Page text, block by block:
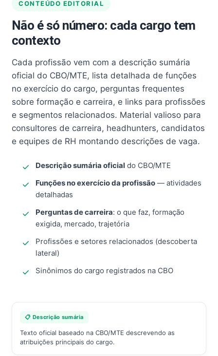
CONTEÚDO EDITORIAL
Não é só número: cada cargo tem
contexto
Cada profissão vem com a descrição sumária
oficial do CBO/MTE, lista detalhada de funções
no exercício do cargo, perguntas frequentes
sobre formação e carreira, e links para profissões
e segmentos relacionados. Material valioso para
consultores de carreira, headhunters, candidatos
e equipes de RH montando descrições de vaga.
Descrição sumária oficial do CBO/MTE
Funções no exercício da profissão — atividades
detalhadas
Perguntas de carreira: o que faz, formação
exigida, mercado, trajetória
Profissões e setores relacionados (descoberta
lateral)
Sinônimos do cargo registrados na CBO
📋 Descrição sumária
Texto oficial baseado na CBO/MTE descrevendo as
atribuições principais do cargo.